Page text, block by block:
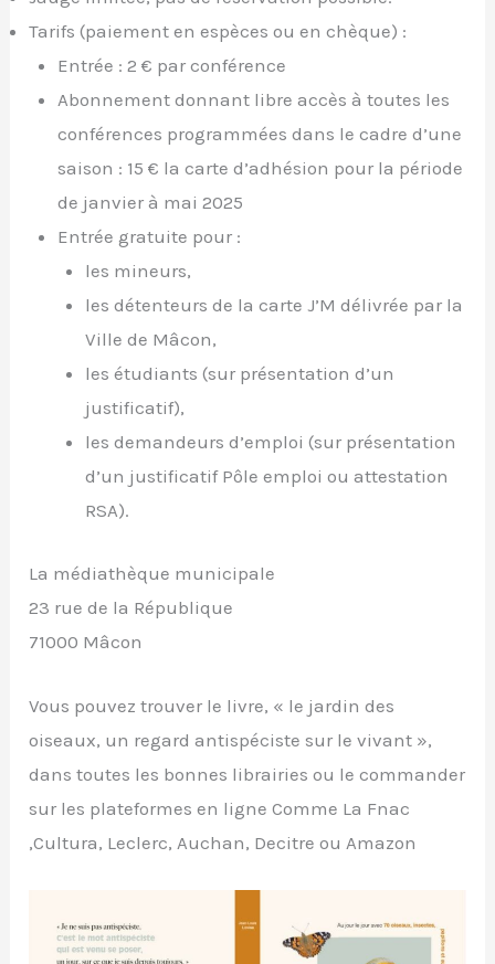
Tarifs (paiement en espèces ou en chèque) :
Entrée : 2 € par conférence
Abonnement donnant libre accès à toutes les
conférences programmées dans le cadre d’une
saison : 15 € la carte d’adhésion pour la période
de janvier à mai 2025
Entrée gratuite pour :
les mineurs,
les détenteurs de la carte J’M délivrée par la
Ville de Mâcon,
les étudiants (sur présentation d’un
justificatif),
les demandeurs d’emploi (sur présentation
d’un justificatif Pôle emploi ou attestation
RSA).
La médiathèque municipale
23 rue de la République
71000 Mâcon
Vous pouvez trouver le livre, « le jardin des
oiseaux, un regard antispéciste sur le vivant »,
dans toutes les bonnes librairies ou le commander
sur les plateformes en ligne Comme La Fnac
,Cultura, Leclerc, Auchan, Decitre ou Amazon